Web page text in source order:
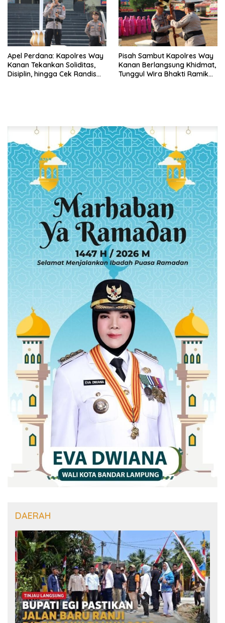
Apel Perdana: Kapolres Way
Kanan Tekankan Soliditas,
Disiplin, hingga Cek Randis
Pisah Sambut Kapolres Way
Kanan Berlangsung Khidmat,
Tunggul Wira Bhakti Ramik
DAERAH